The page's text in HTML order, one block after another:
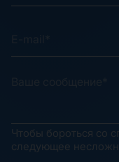
Чтобы бороться со
следующее